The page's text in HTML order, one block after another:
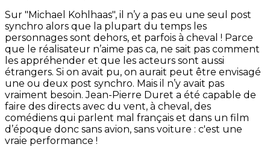
Sur "Michael Kohlhaas", il n’y a pas eu une seul post
synchro alors que la plupart du temps les
personnages sont dehors, et parfois à cheval ! Parce
que le réalisateur n’aime pas ca, ne sait pas comment
les appréhender et que les acteurs sont aussi
étrangers. Si on avait pu, on aurait peut être envisagé
une ou deux post synchro. Mais il n’y avait pas
vraiment besoin. Jean-Pierre Duret a été capable de
faire des directs avec du vent, à cheval, des
comédiens qui parlent mal français et dans un film
d’époque donc sans avion, sans voiture : c'est une
vraie performance !